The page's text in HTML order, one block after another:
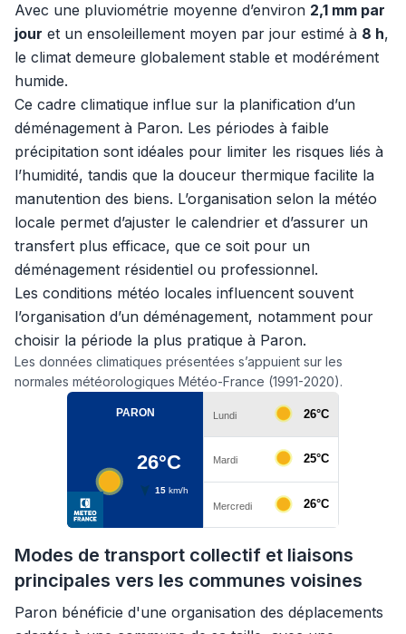
Avec une pluviométrie moyenne d’environ 2,1 mm par
jour et un ensoleillement moyen par jour estimé à 8 h,
le climat demeure globalement stable et modérément
humide.
Ce cadre climatique influe sur la planification d’un
déménagement à Paron. Les périodes à faible
précipitation sont idéales pour limiter les risques liés à
l’humidité, tandis que la douceur thermique facilite la
manutention des biens. L’organisation selon la météo
locale permet d’ajuster le calendrier et d’assurer un
transfert plus efficace, que ce soit pour un
déménagement résidentiel ou professionnel.
Les conditions météo locales influencent souvent
l’organisation d’un déménagement, notamment pour
choisir la période la plus pratique à Paron.
Les données climatiques présentées s’appuient sur les
normales météorologiques Météo-France (1991-2020).
Modes de transport collectif et liaisons
principales vers les communes voisines
Paron bénéficie d'une organisation des déplacements